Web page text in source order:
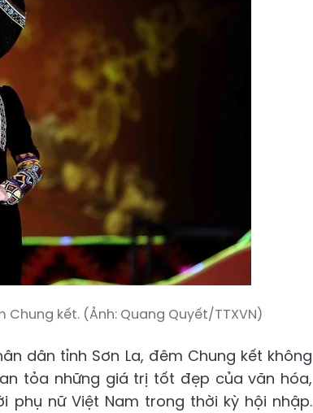
kết. (Ảnh: Quang Quyết/TTXVN)
dân tỉnh Sơn La, đêm Chung kết không
tỏa những giá trị tốt đẹp của văn hóa,
phụ nữ Việt Nam trong thời kỳ hội nhập.